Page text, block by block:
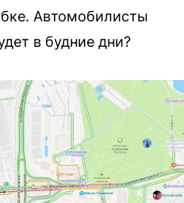
Автомобилисты
в будние дни?